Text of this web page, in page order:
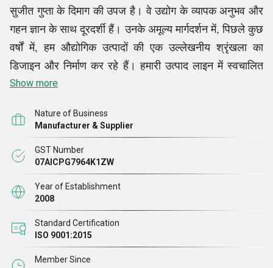
सुजीत गुप्ता के दिमाग की उपज है। वे उद्योग के व्यापक अनुभव और
गहन ज्ञान के साथ दूरदर्शी हैं। उनके अमूल्य मार्गदर्शन में, पिछले कुछ
वर्षों में, हम औद्योगिक उत्पादों की एक उल्लेखनीय श्रृंखला का
डिजाइन और निर्माण कर रहे हैं। हमारी उत्पाद लाइन में स्वचालित
पीईटी बोतल बनाने की मशीन, पूरी तरह से स्वचालित बोतल बनाने
मशीन, एयर ड्रायर और अन्य शामिल हैं।
गुणवत्ता के उच्चतम मानकों को दर्शाते हुए, हमारे सभी उत्पाद अपनी
असाधारण लंबी उम्र, धाराप्रवाह प्रदर्शन और उच्च दक्षता के लिए
व्यापक रूप से जाने जाते हैं। हम उन उत्पादों को डिलीवर करने के
लिए खुद पर गर्व करते हैं, जो उन पर खर्च किए गए हर पैसे के लायक
हैं। देश भर में विभिन्न स्थानों पर रहने वाले ग्राहक हमें अपने प्रमुख
भागीदार के रूप में चुनते हैं। व्यवसाय में उत्कृष्टता के साथ, हम
Show more
Nature of Business
Manufacturer & Supplier
GST Number
07AICPG7964K1ZW
Year of Establishment
2008
Standard Certification
ISO 9001:2015
Member Since